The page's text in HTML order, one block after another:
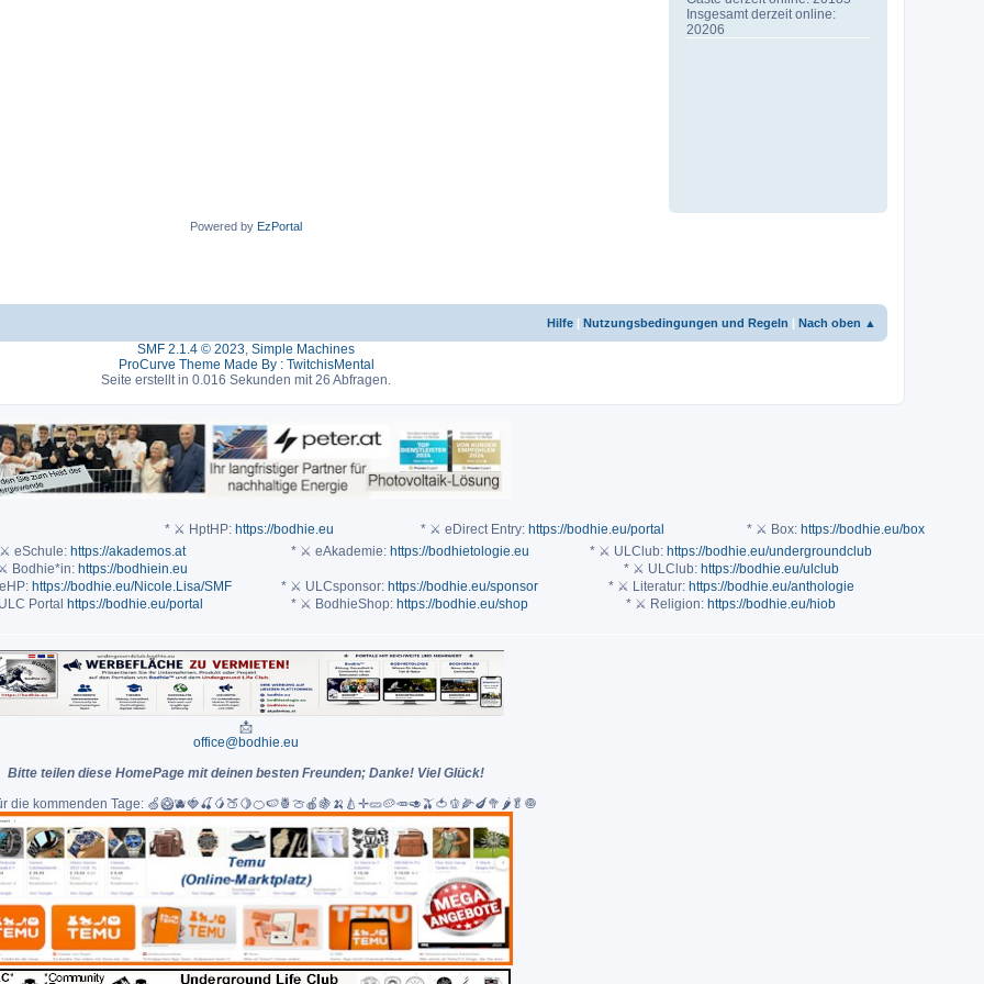
Insgesamt derzeit online:
20206
Powered by EzPortal
Hilfe | Nutzungsbedingungen und Regeln | Nach oben ▲
SMF 2.1.4 © 2023, Simple Machines
ProCurve Theme Made By : TwitchisMental
Seite erstellt in 0.016 Sekunden mit 26 Abfragen.
* ⚔ HptHP: https://bodhie.eu * ⚔ eDirect Entry: https://bodhie.eu/portal * ⚔ Box: https://bodhie.eu/box
eSchule: https://akademos.at * ⚔ eAkademie: https://bodhietologie.eu * ⚔ ULClub: https://bodhie.eu/undergroundclub
Bodhie*in: https://bodhiein.eu * ⚔ ULClub: https://bodhie.eu/ulclub
https://bodhie.eu/Nicole.Lisa/SMF * ⚔ ULCsponsor: https://bodhie.eu/sponsor * ⚔ Literatur: https://bodhie.eu/anthologie
Portal https://bodhie.eu/portal * ⚔ BodhieShop: https://bodhie.eu/shop * ⚔ Religion: https://bodhie.eu/hiob
📩
office@bodhie.eu
Bitte teilen diese HomePage mit deinen besten Freunden; Danke! Viel Glück!
die kommenden Tage: 🍏🥝🫐🍓🍒🥭🍑🍋🍊🍉🍍🍈🍎🍇🍌🍐✛🥒🥔🥕🥑🫒🍅🫑🌽🍆🥦🌶🥬🧅